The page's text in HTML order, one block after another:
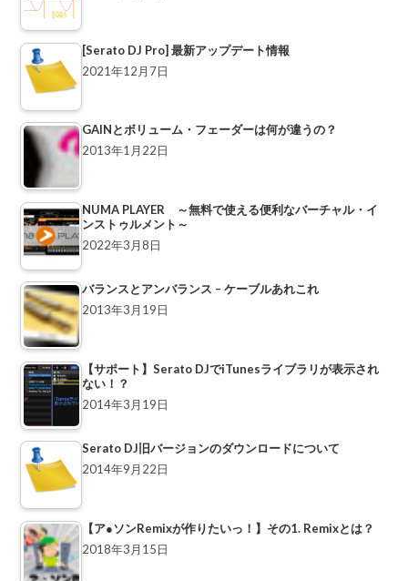
[Serato DJ Pro] 最新アップデート情報
2021年12月7日
GAINとボリューム・フェーダーは何が違うの？
2013年1月22日
NUMA PLAYER ～無料で使える便利なバーチャル・イ
ンストゥルメント～
2022年3月8日
バランスとアンバランス – ケーブルあれこれ
2013年3月19日
【サポート】Serato DJでiTunesライブラリが表示され
ない！？
2014年3月19日
Serato DJ旧バージョンのダウンロードについて
2014年9月22日
【ア●ソンRemixが作りたいっ！】その1. Remixとは？
2018年3月15日